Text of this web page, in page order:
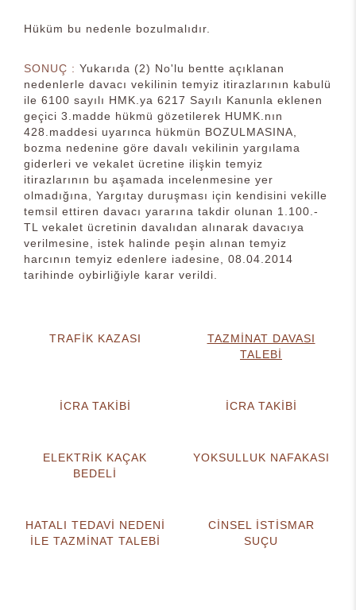
Hüküm bu nedenle bozulmalıdır.
SONUÇ : Yukarıda (2) No'lu bentte açıklanan
nedenlerle davacı vekilinin temyiz itirazlarının kabulü
ile 6100 sayılı HMK.ya 6217 Sayılı Kanunla eklenen
geçici 3.madde hükmü gözetilerek HUMK.nın
428.maddesi uyarınca hükmün BOZULMASINA,
bozma nedenine göre davalı vekilinin yargılama
giderleri ve vekalet ücretine ilişkin temyiz
itirazlarının bu aşamada incelenmesine yer
olmadığına, Yargıtay duruşması için kendisini vekille
temsil ettiren davacı yararına takdir olunan 1.100.-
TL vekalet ücretinin davalıdan alınarak davacıya
verilmesine, istek halinde peşin alınan temyiz
harcının temyiz edenlere iadesine, 08.04.2014
tarihinde oybirliğiyle karar verildi.
TRAFİK KAZASI
TAZMİNAT DAVASI
TALEBİ
İCRA TAKİBİ İCRA TAKİBİ
ELEKTRİK KAÇAK
BEDELİ
YOKSULLUK NAFAKASI
HATALI TEDAVİ NEDENİ
İLE TAZMİNAT TALEBİ
CİNSEL İSTİSMAR
SUÇU